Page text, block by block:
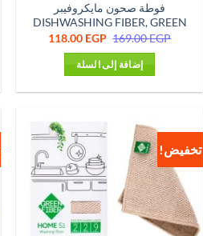
فوطة صحون مايكروفيبر
DISHWASHING FIBER, GREEN
169.00EGP
السعر
هو:
169.00 EGP.
118.00 EGP
السعر
إضافة إلى السلة
تخفيض!